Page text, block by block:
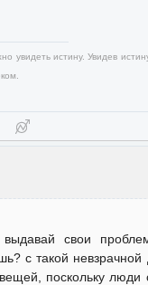
увидеть истину. Увидев
выдавай свои
с такой
поскольку люди